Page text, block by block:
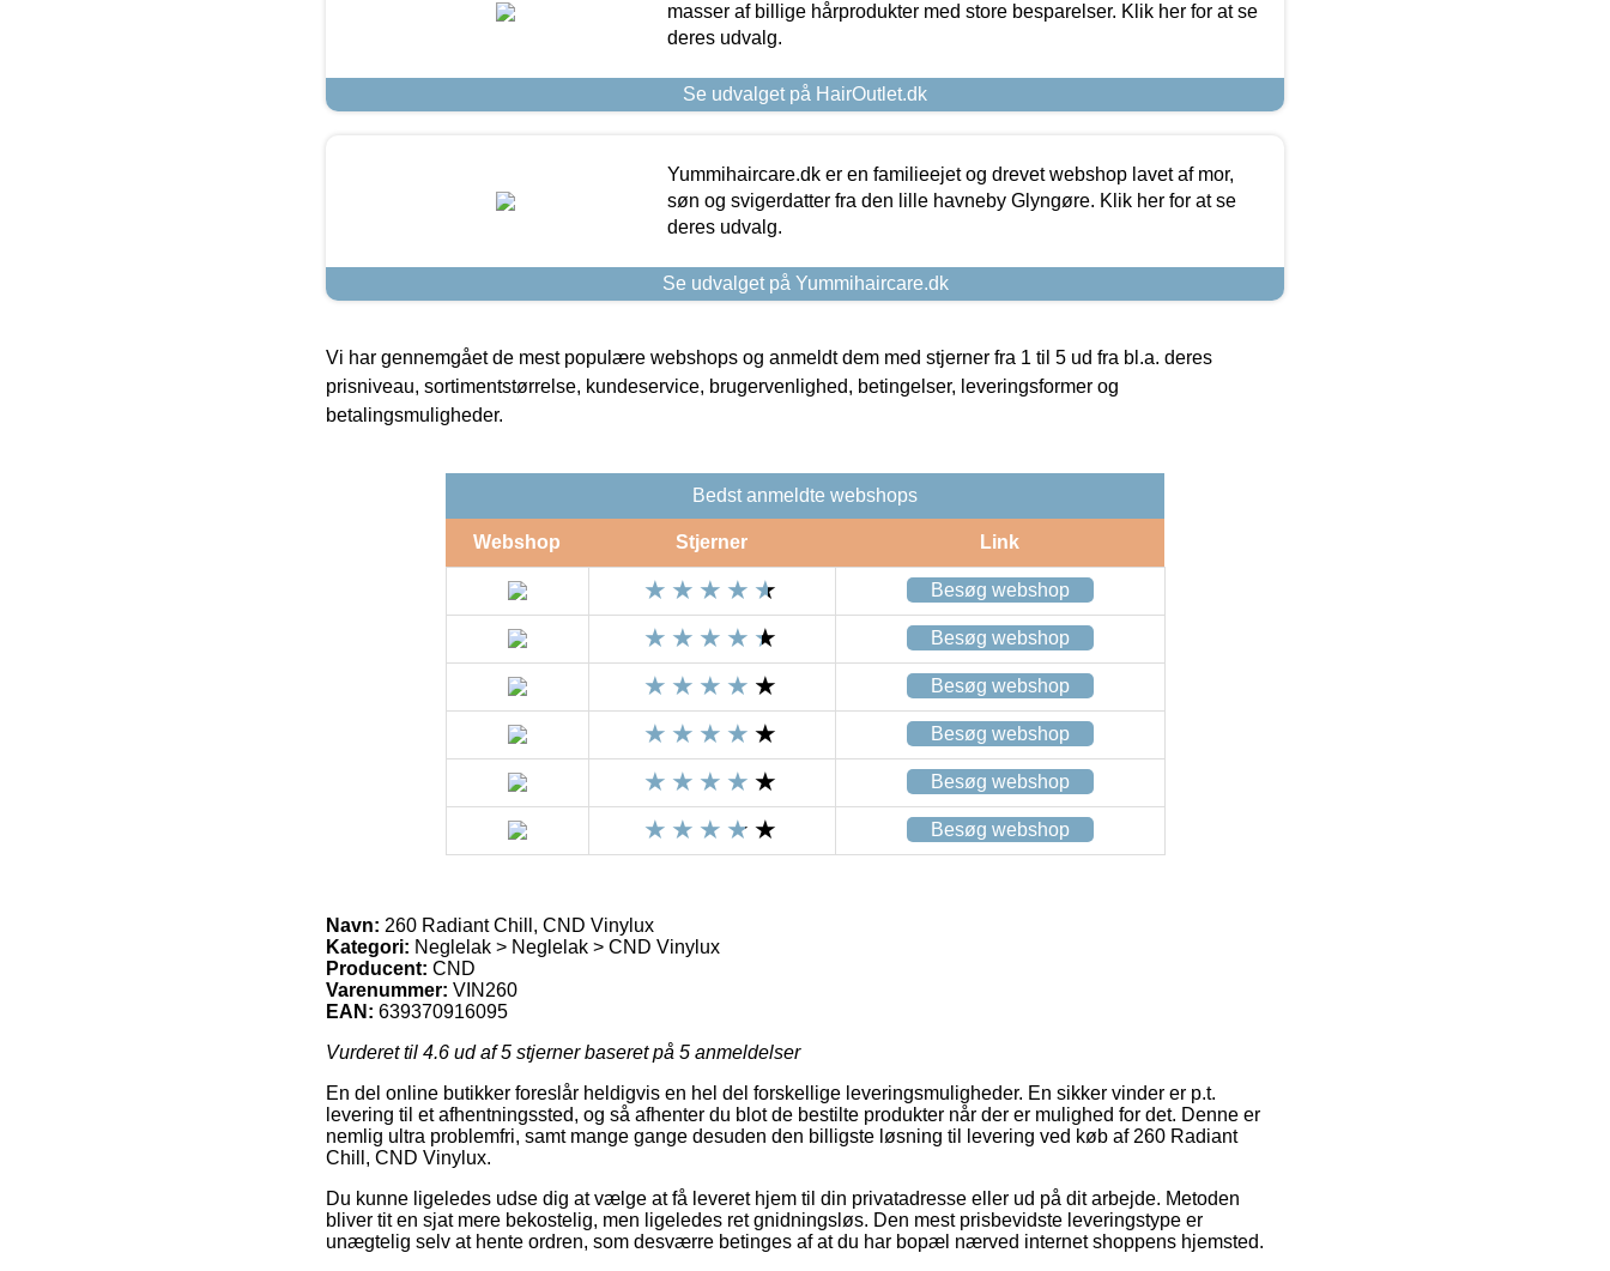
masser af billige hårprodukter med store besparelser. Klik her for at se
deres udvalg.
Se udvalget på HairOutlet.dk
Yummihaircare.dk er en familieejet og drevet webshop lavet af mor,
søn og svigerdatter fra den lille havneby Glyngøre. Klik her for at se
deres udvalg.
Se udvalget på Yummihaircare.dk
Vi har gennemgået de mest populære webshops og anmeldt dem med stjerner fra 1 til 5 ud fra bl.a. deres
prisniveau, sortimentstørrelse, kundeservice, brugervenlighed, betingelser, leveringsformer og
betalingsmuligheder.
Bedst anmeldte webshops
Webshop Stjerner Link
Besøg webshop
Besøg webshop
Besøg webshop
Besøg webshop
Besøg webshop
Besøg webshop
Navn: 260 Radiant Chill, CND Vinylux
Kategori: Neglelak > Neglelak > CND Vinylux
Producent: CND
Varenummer: VIN260
EAN: 639370916095
Vurderet til 4.6 ud af 5 stjerner baseret på 5 anmeldelser
En del online butikker foreslår heldigvis en hel del forskellige leveringsmuligheder. En sikker vinder er p.t.
levering til et afhentningssted, og så afhenter du blot de bestilte produkter når der er mulighed for det. Denne er
nemlig ultra problemfri, samt mange gange desuden den billigste løsning til levering ved køb af 260 Radiant
Chill, CND Vinylux.
Du kunne ligeledes udse dig at vælge at få leveret hjem til din privatadresse eller ud på dit arbejde. Metoden
bliver tit en sjat mere bekostelig, men ligeledes ret gnidningsløs. Den mest prisbevidste leveringstype er
unægtelig selv at hente ordren, som desværre betinges af at du har bopæl nærved internet shoppens hjemsted.